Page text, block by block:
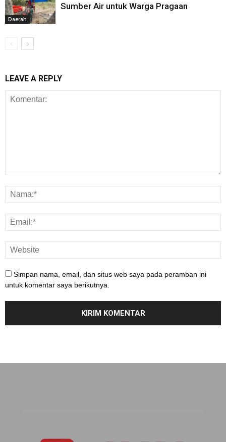
Daerah
Sumber Air untuk Warga Pragaan
LEAVE A REPLY
Simpan nama, email, dan situs web saya pada peramban ini
untuk komentar saya berikutnya.